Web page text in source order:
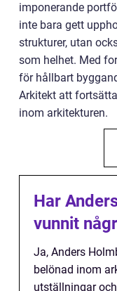
imponerande
inte bara gett
strukturer, utan
som helhet. Med
för hållbart
Arkitekt att
inom arkitekturen.
Har
vunnit
Ja, Anders
belönad inom
utställningar